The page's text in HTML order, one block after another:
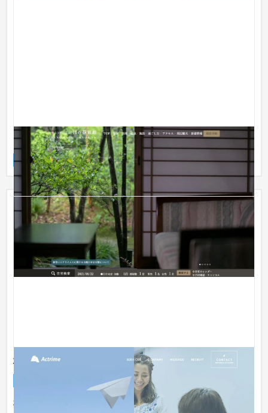
【由布院】日の春旅館 公式ホームページ
企業サイト 旅館 101〜150万円
株式会社アクトライム様
IT・Webサービス
株式会社アクトライム様は、インターネット回線やスマホ、ガ